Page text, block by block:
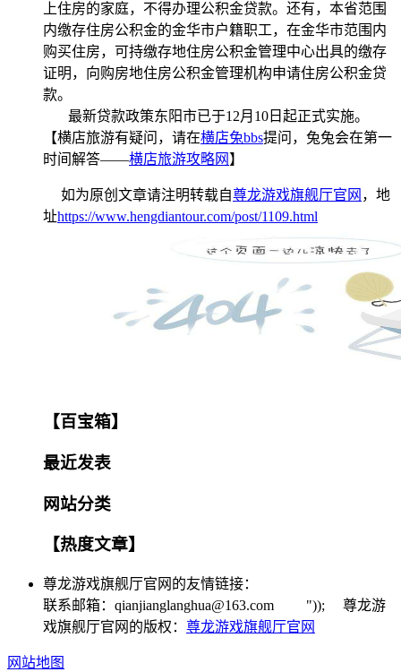
上住房的家庭，不得办理公积金贷款。还有，本省范围
内缴存住房公积金的金华市户籍职工，在金华市范围内
购买住房，可持缴存地住房公积金管理中心出具的缴存
证明，向购房地住房公积金管理机构申请住房公积金贷
款。
最新贷款政策东阳市已于12月10日起正式实施。
【横店旅游有疑问，请在横店兔bbs提问，兔兔会在第一
时间解答——横店旅游攻略网 】
如为原创文章请注明转载自尊龙游戏旗舰厅官网 ，地
址https://www.hengdiantour.com/post/1109.html
【百宝箱】
最近发表
网站分类
【热度文章】
尊龙游戏旗舰厅官网的友情链接：
联系邮箱： qianjianglanghua@163.com ")); 尊龙游
戏旗舰厅官网的版权： 尊龙游戏旗舰厅官网
网站地图